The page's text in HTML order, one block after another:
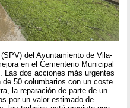
del Ayuntamiento de Vila-
en el Cementerio Municipal
Las dos acciones más urgentes
50 columbarios con un coste
la reparación de parte de un
por un valor estimado de